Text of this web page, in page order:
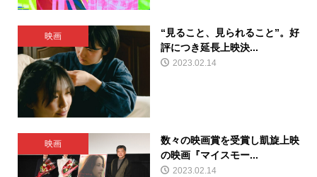
映画
“見ること、見られること”。好
評につき延長上映決...
2023.02.14
映画
数々の映画賞を受賞し凱旋上映
の映画『マイスモー...
2023.02.14